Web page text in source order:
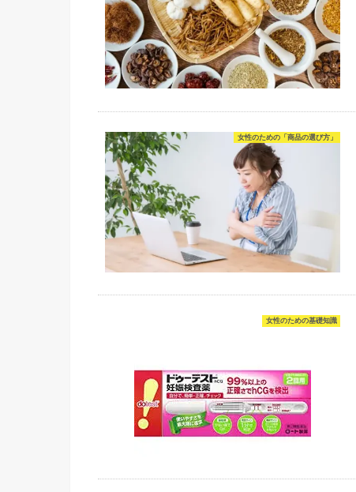
女性のための「商品の選び方」
女性のための基礎知識